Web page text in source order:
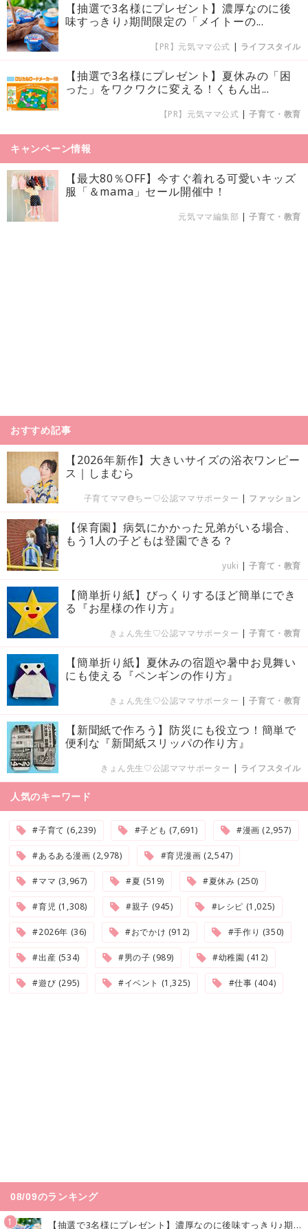
【抽選で3名様にプレゼント】濃厚なのに後
味すっきり♪期間限定の「メイトーの...
【PR】元気ママ公式 | ライフスタイル
【抽選で3名様にプレゼント】夏休みの「困
った」をワクワクに変える！くもん出...
【PR】元気ママ公式 |子育て・教育
キャンペーン情報
【最大80％OFF】今すぐ着れる可愛いキッズ
服「＆mama」セール開催中！
元気ママ編集部 |子育て・教育
おすすめ記事
【2026年新作】大きいサイズの浴衣ワンピー
ス｜しまむら
子育てママ@ちー♡公認ママサポーター | ファッション
【保育園】病気にかかった兄弟がいる場合、
もう1人の子どもは登園できる？
yuki |子育て・教育
【簡単折り紙】びっくりするほど簡単にでき
る『お星様の作り方』
きょん先生♡公認ママサポーター |子育て・教育
【簡単折り紙】夏休みの宿題や暑中お見舞い
にも使える『ペンギンの作り方』
きょん先生♡公認ママサポーター |子育て・教育
【新聞紙で作ろう】防災にも役立つ！簡単で
便利な『新聞紙スリッパの作り方』
きょん先生♡公認ママサポーター | ライフスタイル
人気のキーワード
#子育て (6,239) #子ども (7,691) #漫画 (2,957)
#あるある漫画 (2,978) #育児漫画 (2,547)
#ママ (3,967) #夏 (519) #夏休み (250)
#育児 (1,308) #親子 (945) #レシピ (1,025)
#2026年 (36) #おでかけ (912) #手作り (350)
#出産 (534) #男の子 (989) #幼稚園 (412)
#遊び (295) #イベント (1,325) #仕事 (404)
08/09のランキング
1 【抽選で3名様にプレゼント】濃厚なのに後味すっきり♪期間限定の「メイトーのなめらかプリン カルピス®入りソース」で夏を味わおう！